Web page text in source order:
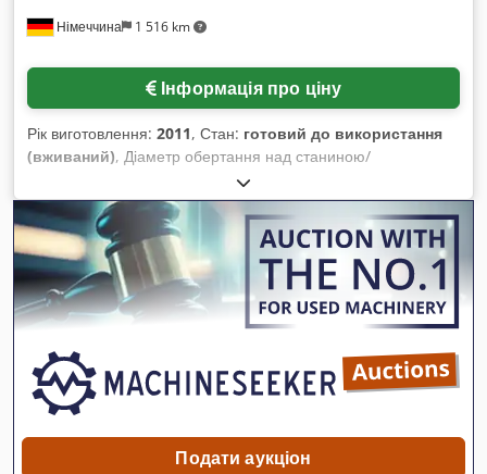
Німеччина 1 516 km
Інформація про ціну
Рік виготовлення: 2011, Стан: готовий до використання
(вживаний), Діаметр обертання над станиною/
планшайбою: 330мм/260мм, макс. діаметр обробки:
200мм, макс. довжина обробки: 450мм, хід по осях X/Z:
160мм/450мм, швидкий хід: 30м/хв, оберти: 5000об/хв,
кількість позицій для інструменту: 12, кріплення
інструменту: VDI30, макс. вага заготовки: 100кг. Розміри
верстату X/Y/Z: близько 3300мм/1750мм/2400мм, вага:
близько 3800кг. Документація наявна. Огляд на місці
Подати аукціон